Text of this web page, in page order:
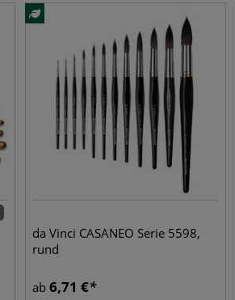
da Vinci CASANEO Serie 5598,
rund
ab 6,71 €